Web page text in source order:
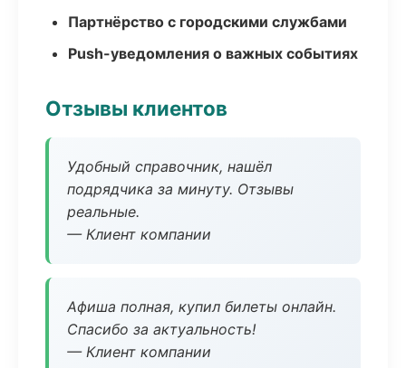
Партнёрство с городскими службами
Push-уведомления о важных событиях
Отзывы клиентов
Удобный справочник, нашёл
подрядчика за минуту. Отзывы
реальные.
— Клиент компании
Афиша полная, купил билеты онлайн.
Спасибо за актуальность!
— Клиент компании